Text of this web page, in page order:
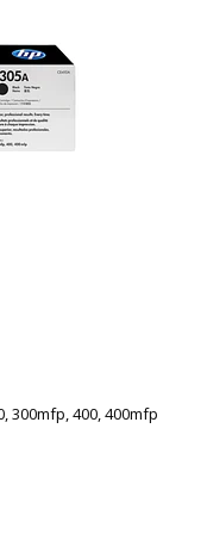
300mfp, 400, 400mfp